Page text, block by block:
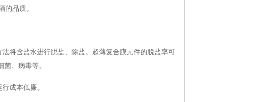
品质。
含盐水进行脱盐、除盐。超薄复合膜元件的脱盐率可
、病毒等。
成本低廉。